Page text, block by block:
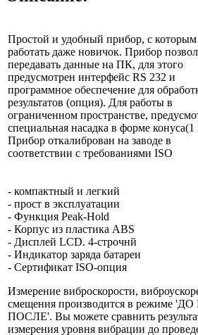
Простой и удобный прибор, с
работать даже новичок. Прибор
передавать данные на ПК, для этого
предусмотрен интерфейс RS 232 и
программное обеспечение для
результатов (опция). Для работы в
ограниченном пространстве,
специальная насадка в форме
Прибор откалиброван на заводе в
соответствии с требованиями ISO
- компактный и легкий
- прост в эксплуатации
- Функция Peak-Hold
- Корпус из пластика ABS
- Дисплей LCD. 4-строчнй
- Индикатор заряда батареи
- Сертификат ISO-опция
Измерение виброскорости,
смещения производится в режиме 'ДО
ПОСЛЕ'. Вы можете сравнить
измерения уровня вибрации до